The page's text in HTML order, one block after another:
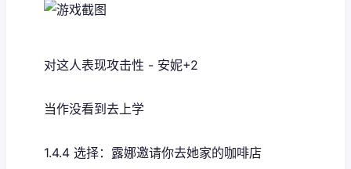
对这人表现攻击性 - 安妮+2
当作没看到去上学
1.4.4 选择：露娜邀请你去她家的咖啡店